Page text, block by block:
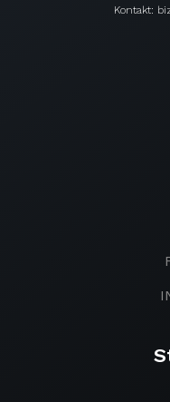
Kontakt: